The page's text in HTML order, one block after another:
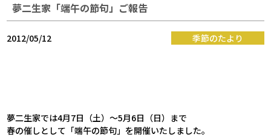
o
n
夢二生家「端午の節句」ご報告
2012/05/12 季節のたより
夢二生家では4月7日（土）～5月6日（日）まで
春の催しとして「端午の節句」を開催いたしました。